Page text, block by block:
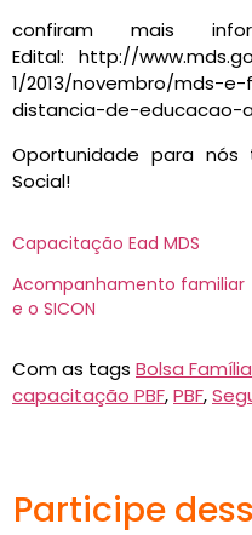
confiram mais
Edital: http://
1/2013/novembro/mds-
distancia-de-educacao-
Oportunidade para nós
Social!
Capacitação Ead MDS
Acompanhamento familiar
e o SICON
Com as tags Bolsa Família
capacitação PBF,PBF,
Participe